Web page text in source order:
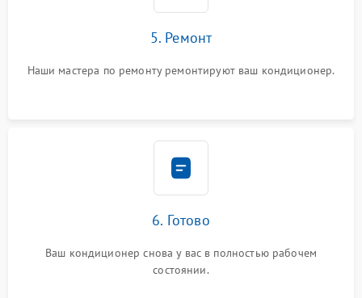
5. Ремонт
Наши мастера по ремонту ремонтируют ваш кондиционер.
6. Готово
Ваш кондиционер снова у вас в полностью рабочем
состоянии.